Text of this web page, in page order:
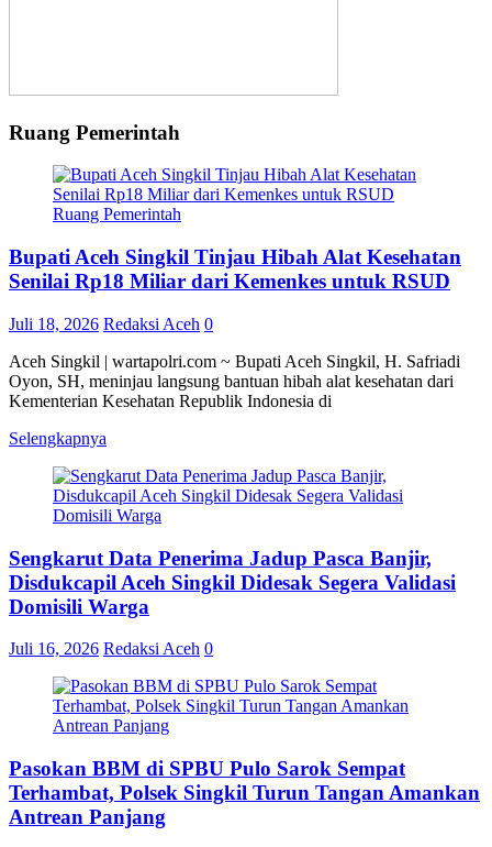
Ruang Pemerintah
Ruang Pemerintah
Bupati Aceh Singkil Tinjau Hibah Alat Kesehatan
Senilai Rp18 Miliar dari Kemenkes untuk RSUD
Juli 18, 2026 Redaksi Aceh 0
Aceh Singkil | wartapolri.com ~ Bupati Aceh Singkil, H. Safriadi
Oyon, SH, meninjau langsung bantuan hibah alat kesehatan dari
Kementerian Kesehatan Republik Indonesia di
Selengkapnya
Sengkarut Data Penerima Jadup Pasca Banjir,
Disdukcapil Aceh Singkil Didesak Segera Validasi
Domisili Warga
Juli 16, 2026 Redaksi Aceh 0
Pasokan BBM di SPBU Pulo Sarok Sempat
Terhambat, Polsek Singkil Turun Tangan Amankan
Antrean Panjang